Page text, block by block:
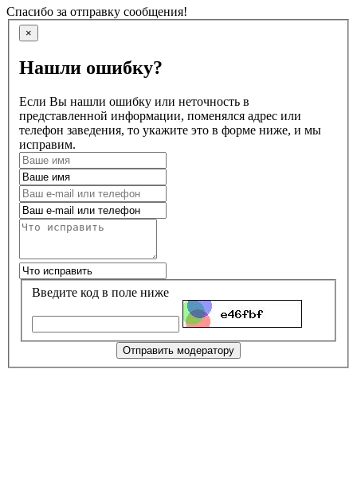
Спасибо за отправку сообщения!
×
Нашли ошибку?
Если Вы нашли ошибку или неточность в
представленной информации, поменялся адрес или
телефон заведения, то укажите это в форме ниже, и мы
исправим.
Введите код в поле ниже
Отправить модератору